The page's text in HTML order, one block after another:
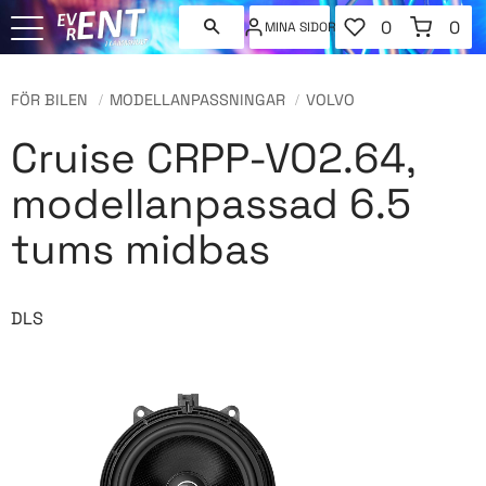
MINA SIDOR
FAVORITER
ANTAL
0
KUNDVAGN
0
FÖR BILEN MODELLANPASSNINGAR VOLVO
Cruise CRPP-VO2.64,
modellanpassad 6.5
tums midbas
DLS